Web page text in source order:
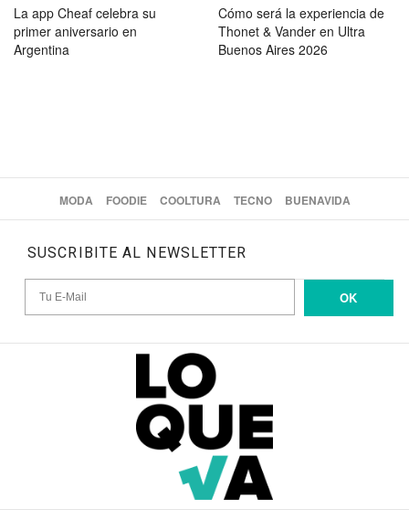
La app Cheaf celebra su
primer aniversario en
Argentina
Cómo será la experiencia de
Thonet & Vander en Ultra
Buenos Aires 2026
MODA FOODIE COOLTURA TECNO BUENAVIDA
SUSCRIBITE AL NEWSLETTER
OK